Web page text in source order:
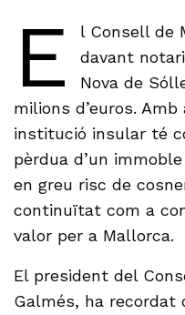
E
l Consell de
davant
Nova de
milions d’euros.
institució insular té
pèrdua d’un
en greu risc de
continuïtat com a
valor per a Mallorca.
El president del
Galmés, ha recordat